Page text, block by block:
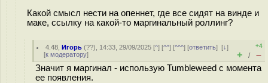
Какой смысл нести на опеннет, где все сидят на винде и
маке, ссылку на какой-то маргинальный роллинг?
4.48 ,Игорь (??), 14:33, 29/09/2025 [^] [^^] [^^^] [ответить][↓]
[к модератору]
+4
+ / –
Значит я маргинал - использую Tumbleweed с момента
ее появления.